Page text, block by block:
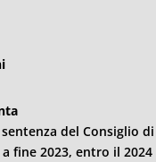
del Consiglio
fine 2023, entro il